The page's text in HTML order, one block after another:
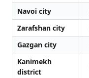
Navoi city
Zarafshan city
Gazgan city
Kanimekh
district